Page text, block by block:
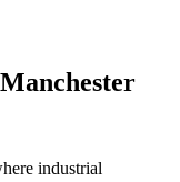
industrial